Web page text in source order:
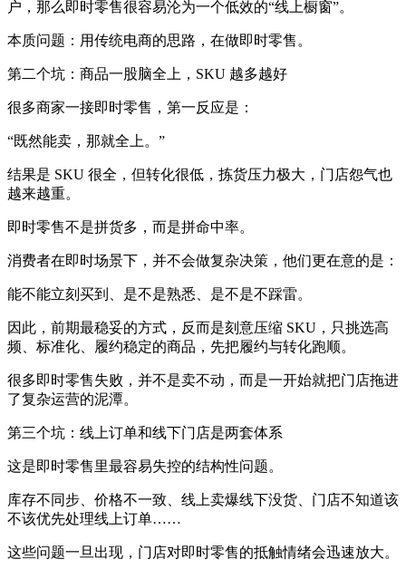
户，那么即时零售很容易沦为一个低效的“线上橱窗”。
本质问题：用传统电商的思路，在做即时零售。
第二个坑：商品一股脑全上，SKU 越多越好
很多商家一接即时零售，第一反应是：
“既然能卖，那就全上。”
结果是 SKU 很全，但转化很低，拣货压力极大，门店怨气也
越来越重。
即时零售不是拼货多，而是拼命中率。
消费者在即时场景下，并不会做复杂决策，他们更在意的是：
能不能立刻买到、是不是熟悉、是不是不踩雷。
因此，前期最稳妥的方式，反而是刻意压缩 SKU，只挑选高
频、标准化、履约稳定的商品，先把履约与转化跑顺。
很多即时零售失败，并不是卖不动，而是一开始就把门店拖进
了复杂运营的泥潭。
第三个坑：线上订单和线下门店是两套体系
这是即时零售里最容易失控的结构性问题。
库存不同步、价格不一致、线上卖爆线下没货、门店不知道该
不该优先处理线上订单……
这些问题一旦出现，门店对即时零售的抵触情绪会迅速放大。